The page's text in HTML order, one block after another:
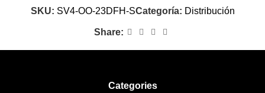
SKU: SV4-OO-23DFH-SCategoría: Distribución
Share:
Categories